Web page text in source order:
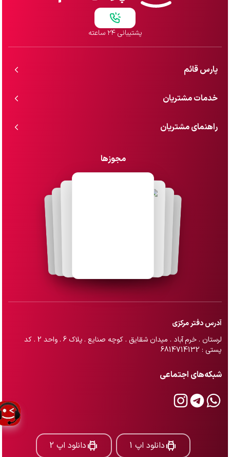
پشتیبانی ۲۴ ساعته
پارس قائم
خدمات مشتریان
راهنمای مشتریان
مجوزها
آدرس دفتر مرکزی
لرستان . خرم آباد . میدان شقایق . کوچه صنایع . پلاک 6 . واحد 2 . کد
پستی : 6814714132
شبکه‌های اجتماعی
دانلود اپ 1 دانلود اپ 2